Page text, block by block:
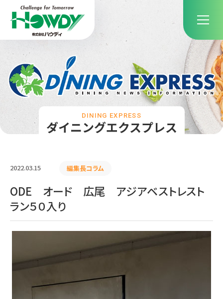
ダイニングエクスプレス
DINING EXPRESS
2022.03.15 編集長コラム
ODE オード 広尾 アジアベストレスト
ラン５０入り